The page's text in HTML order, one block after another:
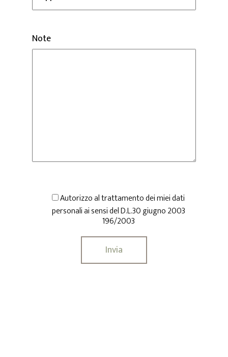
Note
Autorizzo al trattamento dei miei dati
personali ai sensi del D.L.30 giugno 2003
196/2003